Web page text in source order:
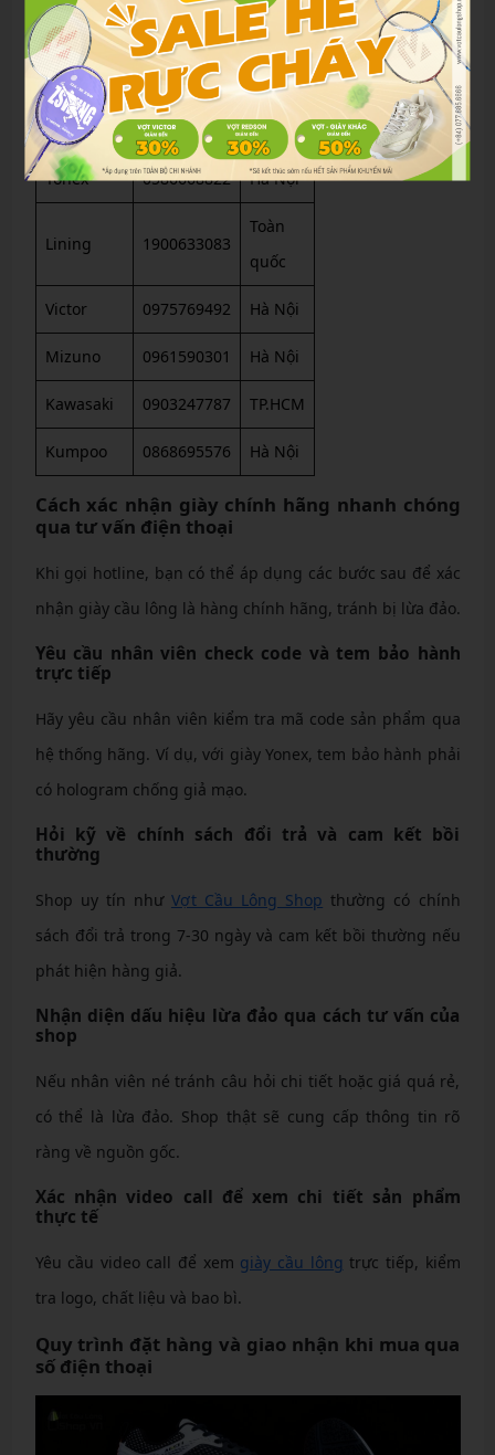
Thương
hiệu/Shop
Hotline
Khu
vực
Vợt Cầu
Lông Shop
0776856666
TP.
HCM
Yonex 0586668822 Hà Nội
Lining 1900633083
Toàn
quốc
Victor 0975769492 Hà Nội
Mizuno 0961590301 Hà Nội
Kawasaki 0903247787 TP.HCM
Kumpoo 0868695576 Hà Nội
Cách xác nhận giày chính hãng nhanh chóng
qua tư vấn điện thoại
Khi gọi hotline, bạn có thể áp dụng các bước sau để xác
nhận giày cầu lông là hàng chính hãng, tránh bị lừa đảo.
Yêu cầu nhân viên check code và tem bảo hành
trực tiếp
Hãy yêu cầu nhân viên kiểm tra mã code sản phẩm qua
hệ thống hãng. Ví dụ, với giày Yonex, tem bảo hành phải
có hologram chống giả mạo.
Hỏi kỹ về chính sách đổi trả và cam kết bồi
thường
Shop uy tín như Vợt Cầu Lông Shop thường có chính
sách đổi trả trong 7-30 ngày và cam kết bồi thường nếu
phát hiện hàng giả.
Nhận diện dấu hiệu lừa đảo qua cách tư vấn của
shop
Nếu nhân viên né tránh câu hỏi chi tiết hoặc giá quá rẻ,
có thể là lừa đảo. Shop thật sẽ cung cấp thông tin rõ
ràng về nguồn gốc.
Xác nhận video call để xem chi tiết sản phẩm
thực tế
Yêu cầu video call để xem giày cầu lông trực tiếp, kiểm
tra logo, chất liệu và bao bì.
Quy trình đặt hàng và giao nhận khi mua qua
số điện thoại